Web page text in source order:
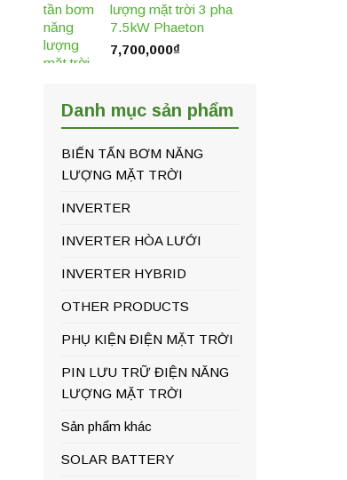
lượng mặt trời 3 pha
7.5kW Phaeton
7,700,000₫
Danh mục sản phẩm
BIẾN TẤN BƠM NĂNG
LƯỢNG MẶT TRỜI
INVERTER
INVERTER HÒA LƯỚI
INVERTER HYBRID
OTHER PRODUCTS
PHỤ KIỆN ĐIỆN MẶT TRỜI
PIN LƯU TRỮ ĐIỆN NĂNG
LƯỢNG MẶT TRỜI
Sản phẩm khác
SOLAR BATTERY